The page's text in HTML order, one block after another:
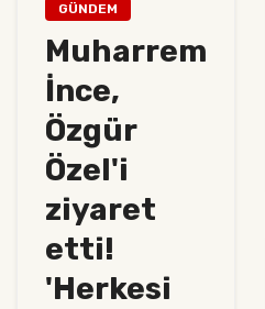
GÜNDEM
Muharrem
İnce,
Özgür
Özel'i
ziyaret
etti!
'Herkesi